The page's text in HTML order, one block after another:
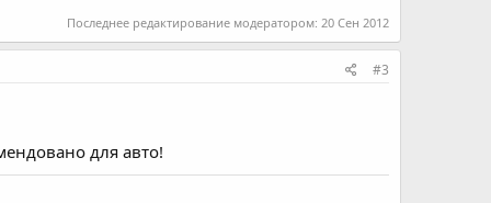
Последнее редактирование модератором: 20 Сен 2012
#3
для авто!